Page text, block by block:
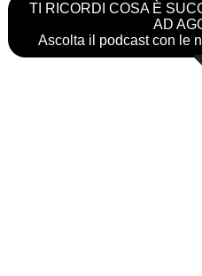
TI RICORDI COSA È
AD
Ascolta il podcast con le